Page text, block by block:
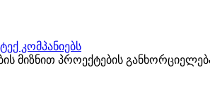
კომპანიებს
მიზნით პროექტების